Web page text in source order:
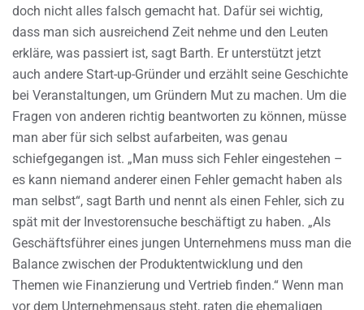
doch nicht alles falsch gemacht hat. Dafür sei wichtig,
dass man sich ausreichend Zeit nehme und den Leuten
erkläre, was passiert ist, sagt Barth. Er unterstützt jetzt
auch andere Start-up-Gründer und erzählt seine Geschichte
bei Veranstaltungen, um Gründern Mut zu machen. Um die
Fragen von anderen richtig beantworten zu können, müsse
man aber für sich selbst aufarbeiten, was genau
schiefgegangen ist. „Man muss sich Fehler eingestehen –
es kann niemand anderer einen Fehler gemacht haben als
man selbst“, sagt Barth und nennt als einen Fehler, sich zu
spät mit der Investorensuche beschäftigt zu haben. „Als
Geschäftsführer eines jungen Unternehmens muss man die
Balance zwischen der Produktentwicklung und den
Themen wie Finanzierung und Vertrieb finden.“ Wenn man
vor dem Unternehmensaus steht, raten die ehemaligen